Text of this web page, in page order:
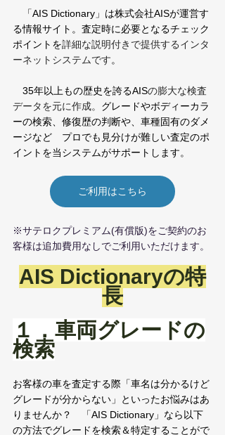
「AIS Dictionary」は株式会社AISが運営す
る情報サイト。査定時に必要となるチェック
ポイントを詳細な説明付きで提供するインタ
ーネットシステムです。
35年以上もの歴史を誇るAISの膨大な検査
データを元に作成。 グレードやボディーカラ
ーの検索、修復歴の判断や、車種固有のダメ
ージなど　プロでも見分けが難しい査定のポ
イントを当システムがサポートします。
ご利用はこちら
※サテロクプレミアム(有償版)をご契約のお
客様は追加費用なしでご利用いただけます。
AIS Dictionaryの特
長
１．車両グレードの
検索
お客様の車を査定する際「車名は分かるけど
グレードが分からない」といったお悩みはあ
りませんか？　「AIS Dictionary」なら以下
の方法でグレードを検索＆特定することがで